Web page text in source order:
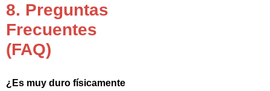
8. Preguntas
Frecuentes
(FAQ)
¿Es muy duro físicamente